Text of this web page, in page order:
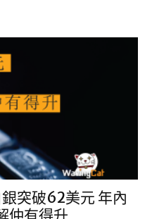
突破62美元 年內
仲有得升